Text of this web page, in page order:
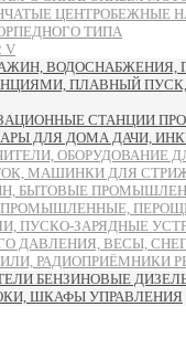
ЦЕНТРОБЕЖНЫЕ
ТИПА
V
ВОДОСНАБЖЕНИЯ,
ПЛАВНЫЙ ПУСК,
СТАНЦИИ
ДЛЯ ДОМА ДАЧИ,
МАШИНКИ ДЛЯ
БЫТОВЫЕ
ПУСКО-ЗАРЯДНЫЕ
ДАВЛЕНИЯ, ВЕСЫ,
РАДИОПРИЁМНИКИ
БЕНЗИНОВЫЕ
ШКАФЫ УПРАВЛЕНИЯ